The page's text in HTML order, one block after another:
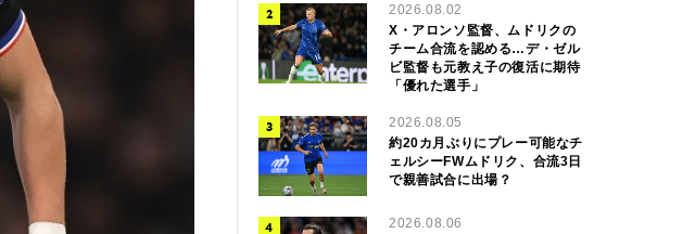
2026.08.02
X・アロンソ監督、ムドリクの
チーム合流を認める…デ・ゼル
ビ監督も元教え子の復活に期待
「優れた選手」
2026.08.05
約20カ月ぶりにプレー可能なチ
ェルシーFWムドリク、合流3日
で親善試合に出場？
2026.08.06